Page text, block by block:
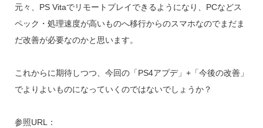
元々、PS Vitaでリモートプレイできるようになり、PCなどス
ペック・処理速度が高いものへ移行からのスマホなのでまだま
だ改善が必要なのかと思います。
これからに期待しつつ、今回の「PS4アプデ」+「今後の改善」
でよりよいものになっていくのではないでしょうか？
参照URL：